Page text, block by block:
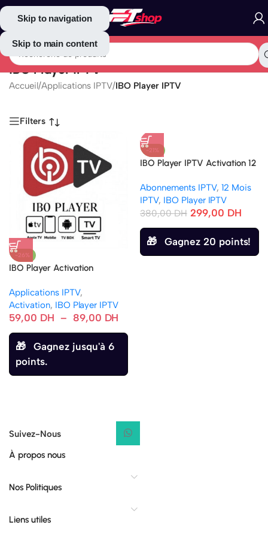
Skip to navigation
Skip to main content
IBO Player IPTV
Accueil/Applications IPTV/IBO Player IPTV
Filters
-26%
IBO Player Activation
Applications IPTV,
Activation, IBO Player IPTV
59,00 DH – 89,00 DH
Gagnez jusqu'à 6
points.
-21%
IBO Player IPTV Activation 12
HD/UHD/4K
Abonnements IPTV, 12 Mois
IPTV, IBO Player IPTV
380,00DH 299,00 DH
Gagnez 20 points!
Suivez-Nous
À propos nous
Nos Politiques
Liens utiles